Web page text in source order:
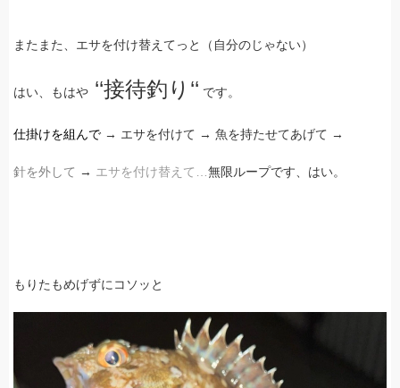
またまた、エサを付け替えてっと（自分のじゃない）
はい、もはや ‘‘接待釣り‘‘ です。
仕掛けを組んで → エサを付けて → 魚を持たせてあげて →
針を外して → エサを付け替えて… 無限ループです、はい。
もりたもめげずにコソッと